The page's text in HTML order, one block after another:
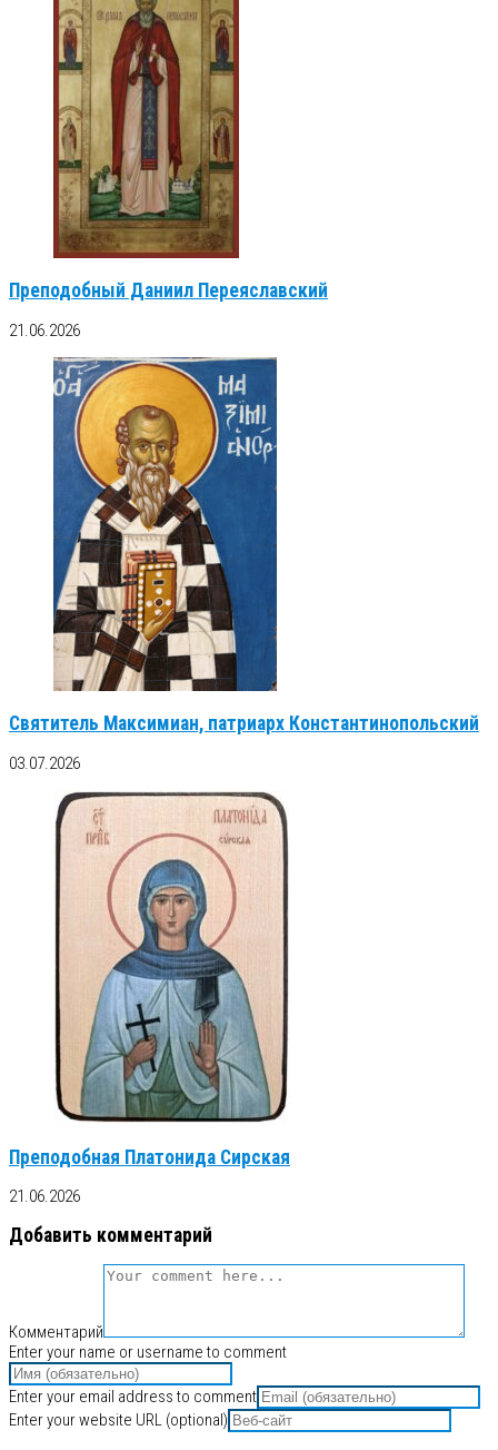
Преподобный Даниил Переяславский
21.06.2026
Святитель Максимиан, патриарх Константинопольский
03.07.2026
Преподобная Платонида Сирская
21.06.2026
Добавить комментарий
Комментарий
Enter your name or username to comment
Enter your email address to comment
Enter your website URL (optional)